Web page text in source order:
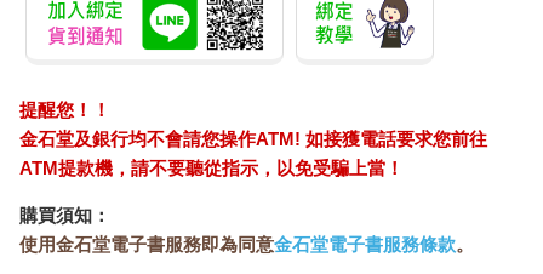
提醒您！！
金石堂及銀行均不會請您操作ATM! 如接獲電話要求您前往
ATM提款機，請不要聽從指示，以免受騙上當！
購買須知：
使用金石堂電子書服務即為同意金石堂電子書服務條款。